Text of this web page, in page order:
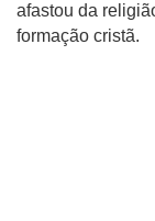
afastou da
formação cristã.